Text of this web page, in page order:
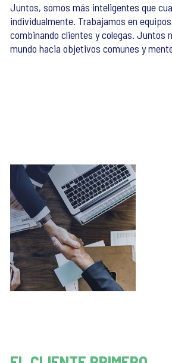
Juntos, somos más inteligentes que
individualmente. Trabajamos en
combinando clientes y colegas. Juntos
mundo hacia objetivos comunes y